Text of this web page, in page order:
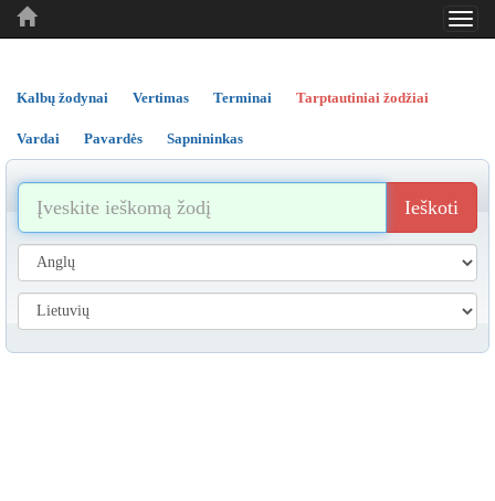
..
..
Kalbų žodynai Vertimas Terminai Tarptautiniai žodžiai
Vardai Pavardės Sapnininkas
Ieškoti